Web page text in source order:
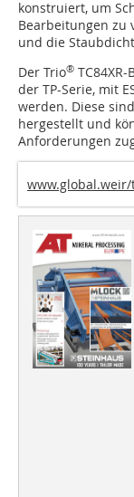
konstruiert, um
Bearbeitungen zu
und die
Der Trio®
der TP-Serie, mit
werden. Diese
hergestellt und
Anforderungen